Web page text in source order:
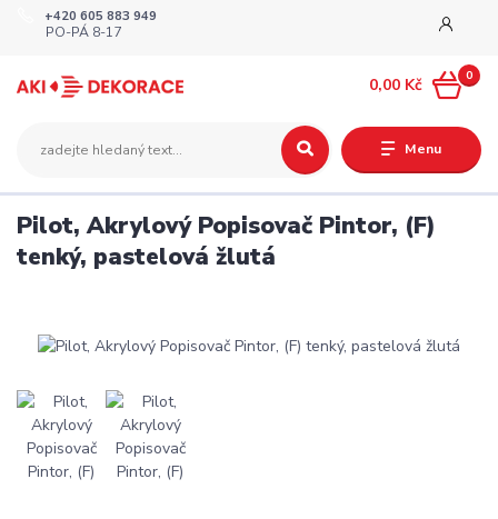
Menu
+420 605 883 949
PO-PÁ 8-17
0
0,00 Kč
Pilot, Akrylový Popisovač Pintor, (F)
tenký, pastelová žlutá